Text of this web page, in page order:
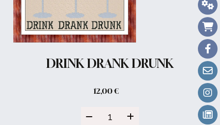
DRINK DRANK DRUNK
12,00€